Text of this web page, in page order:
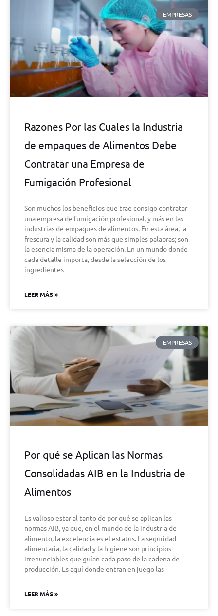
EMPRESAS
Razones Por las Cuales la Industria
de empaques de Alimentos Debe
Contratar una Empresa de
Fumigación Profesional
Son muchos los beneficios que trae consigo contratar
una empresa de fumigación profesional, y más en las
industrias de empaques de alimentos. En esta área, la
frescura y la calidad son más que simples palabras; son
la esencia misma de la operación. En un mundo donde
cada detalle importa, desde la selección de los
ingredientes
LEER MÁS »
EMPRESAS
Por qué se Aplican las Normas
Consolidadas AIB en la Industria de
Alimentos
Es valioso estar al tanto de por qué se aplican las
normas AIB, ya que, en el mundo de la industria de
alimento, la excelencia es el estatus. La seguridad
alimentaria, la calidad y la higiene son principios
irrenunciables que guían cada paso de la cadena de
producción. Es aquí donde entran en juego las
LEER MÁS »